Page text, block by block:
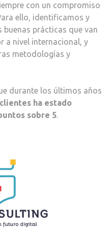
con un compromiso
ello, identificamos y
prácticas que van
a nivel internacional, y
metodologías y
durante los últimos años
ha estado
sobre 5.